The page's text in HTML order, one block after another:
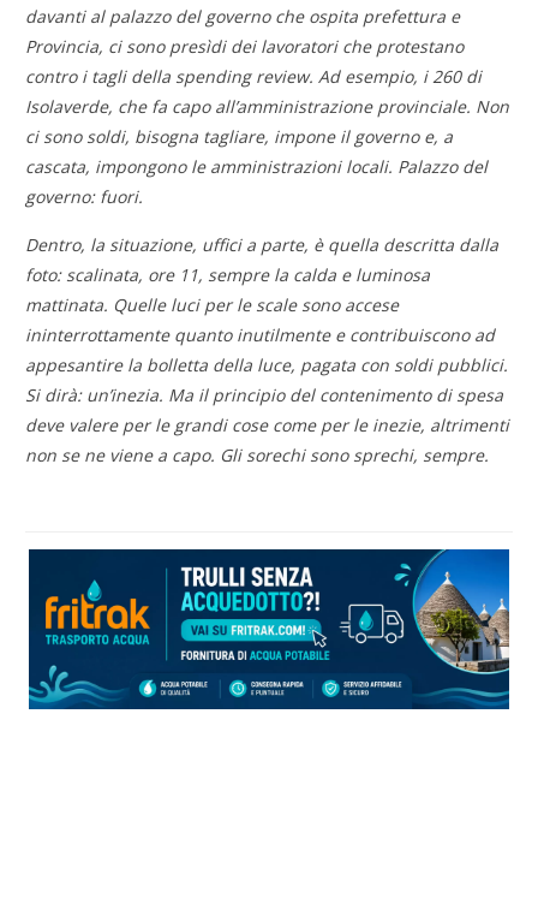
davanti al palazzo del governo che ospita prefettura e
Provincia, ci sono presìdi dei lavoratori che protestano
contro i tagli della spending review. Ad esempio, i 260 di
Isolaverde, che fa capo all’amministrazione provinciale. Non
ci sono soldi, bisogna tagliare, impone il governo e, a
cascata, impongono le amministrazioni locali. Palazzo del
governo: fuori.
Dentro, la situazione, uffici a parte, è quella descritta dalla
foto: scalinata, ore 11, sempre la calda e luminosa
mattinata. Quelle luci per le scale sono accese
ininterrottamente quanto inutilmente e contribuiscono ad
appesantire la bolletta della luce, pagata con soldi pubblici.
Si dirà: un’inezia. Ma il principio del contenimento di spesa
deve valere per le grandi cose come per le inezie, altrimenti
non se ne viene a capo. Gli sorechi sono sprechi, sempre.